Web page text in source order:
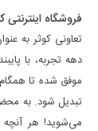
فروشگاه اینترنتی
تعاونی کوثر به
دهه تجربه، با
موفق شده تا
تبدیل شود. به محض
می‌شوید! هر آنچه